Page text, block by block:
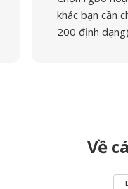
khác bạn cần
200 định dạng)
Về